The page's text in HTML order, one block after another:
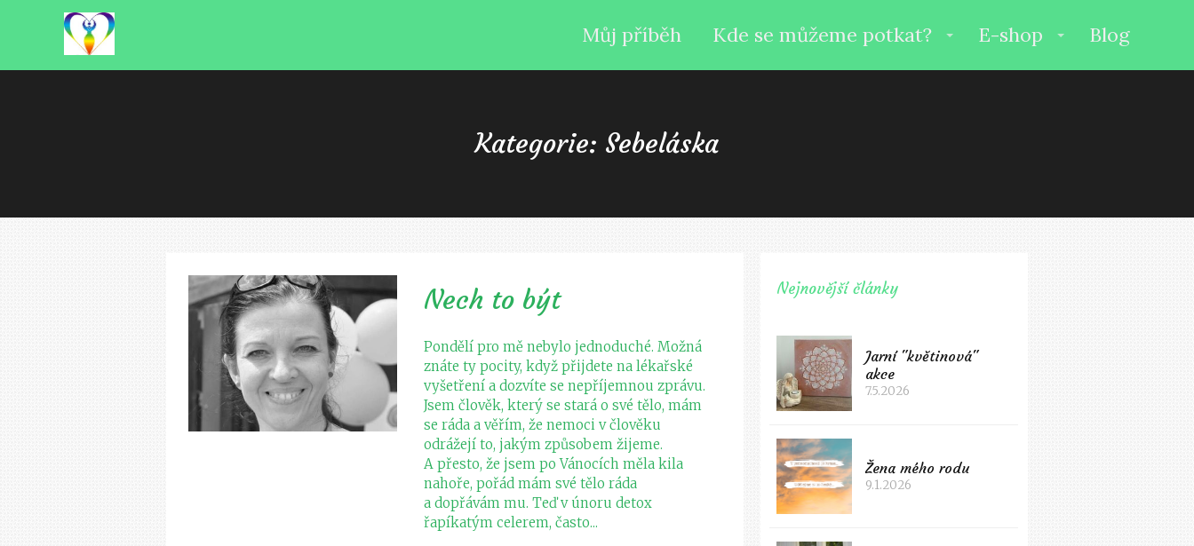
Můj příběh Kde se můžeme potkat? E-shop Blog
Kategorie: Sebeláska
Nech to být
Pondělí pro mě nebylo jednoduché. Možná
znáte ty pocity, když přijdete na lékařské
vyšetření a dozvíte se nepříjemnou zprávu.
Jsem člověk, který se stará o své tělo, mám
se ráda a věřím, že nemoci v člověku
odrážejí to, jakým způsobem žijeme.
A přesto, že jsem po Vánocích měla kila
nahoře, pořád mám své tělo ráda
a dopřávám mu. Teď v únoru detox
řapíkatým celerem, často...
Nejnovější články
Jarní "květinová"
akce
7.5.2026
Žena mého rodu
9.1.2026